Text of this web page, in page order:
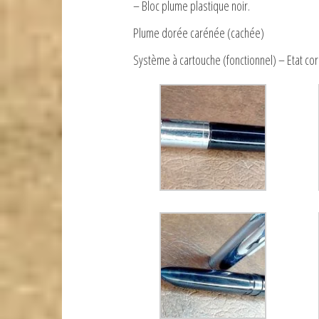
– Bloc plume plastique noir.
Plume dorée carénée (cachée)
Système à cartouche (fonctionnel) – Etat